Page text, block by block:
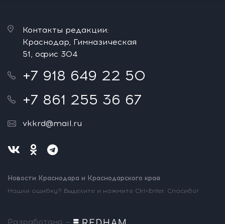
Контакты редакции:
Краснодар, Гимназическая
51, офис 304
+7 918 649 22 50
+7 861 255 36 67
vkkrd@mail.ru
Новости Краснодара и Краснодарского края
Нашли ошибку? Выделите и нажмите Ctrl+Enter. Спасибо!
Разработано —